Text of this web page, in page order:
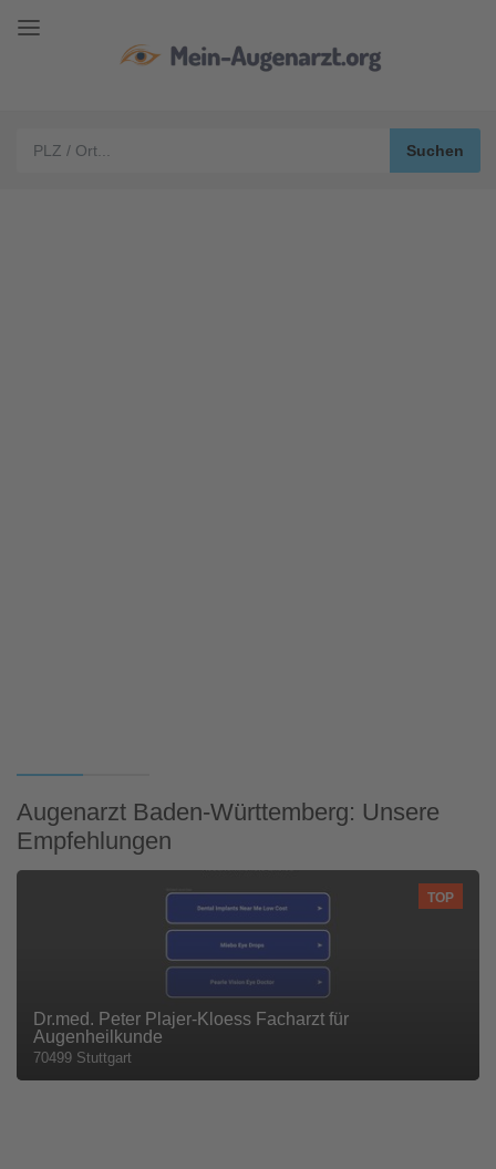
Augenarzt Baden-Württemberg: Unsere
Empfehlungen
TOP
Dr.med. Peter Plajer-Kloess Facharzt für
Augenheilkunde
70499 Stuttgart